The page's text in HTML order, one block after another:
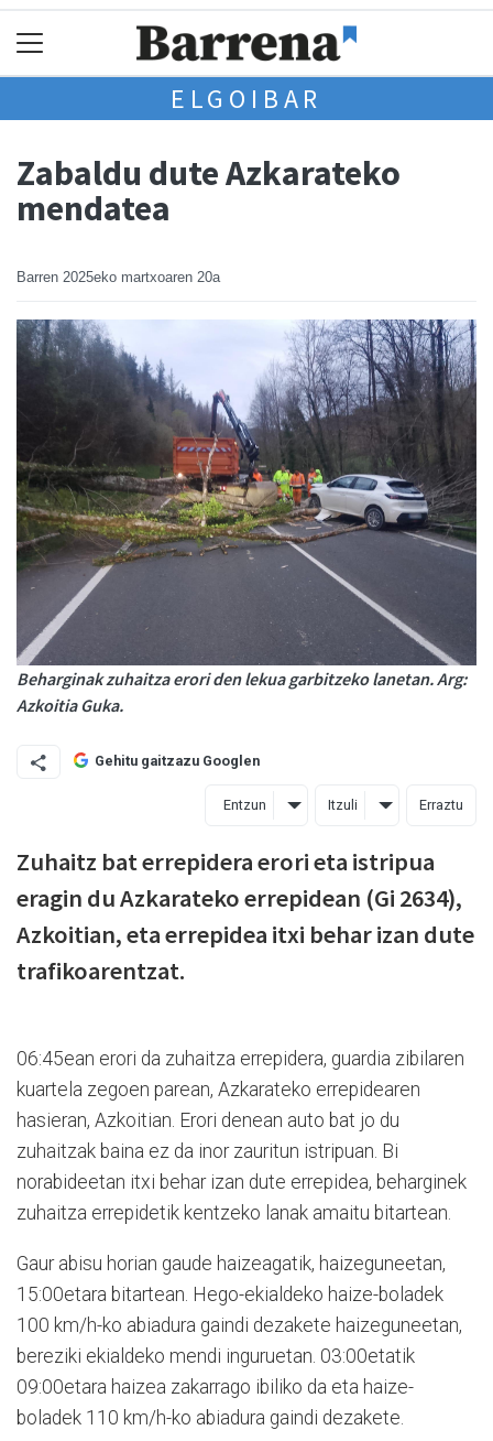
ELGOIBAR
Zabaldu dute Azkarateko
mendatea
Barren 2025eko martxoaren 20a
Beharginak zuhaitza erori den lekua garbitzeko lanetan. Arg:
Azkoitia Guka.
Gehitu gaitzazu Googlen
Entzun Itzuli Erraztu
Zuhaitz bat errepidera erori eta istripua
eragin du Azkarateko errepidean (Gi 2634),
Azkoitian, eta errepidea itxi behar izan dute
trafikoarentzat.
06:45ean erori da zuhaitza errepidera, guardia zibilaren
kuartela zegoen parean, Azkarateko errepidearen
hasieran, Azkoitian. Erori denean auto bat jo du
zuhaitzak baina ez da inor zauritun istripuan. Bi
norabideetan itxi behar izan dute errepidea, beharginek
zuhaitza errepidetik kentzeko lanak amaitu bitartean.
Gaur abisu horian gaude haizeagatik, haizeguneetan,
15:00etara bitartean. Hego-ekialdeko haize-boladek
100 km/h-ko abiadura gaindi dezakete haizeguneetan,
bereziki ekialdeko mendi inguruetan. 03:00etatik
09:00etara haizea zakarrago ibiliko da eta haize-
boladek 110 km/h-ko abiadura gaindi dezakete.